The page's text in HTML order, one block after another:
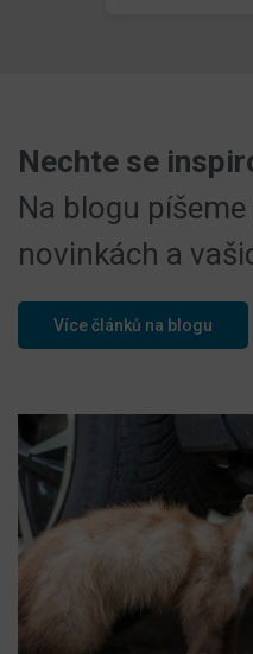
Nechte se
Na blogu píšeme
novinkách a
Více článků na blogu